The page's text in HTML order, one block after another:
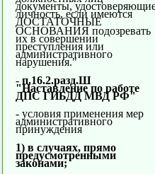
документы,
личность, если имеются
ДОСТАТОЧНЫЕ
ОСНОВАНИЯ подозревать
их в совершении
преступления или
административного
нарушения."
- п.16.2.разд.Ш
"Наставление по работе
ДПС ГИБДД МВД РФ"
- условия применения мер
административного
принуждения
1) в случаях, прямо
предусмотренными
законами;